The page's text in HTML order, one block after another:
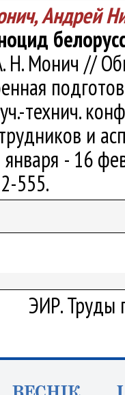
Андрей
Н. Монич //
технич.
и
января - 16
555.
ЭИР. Труды